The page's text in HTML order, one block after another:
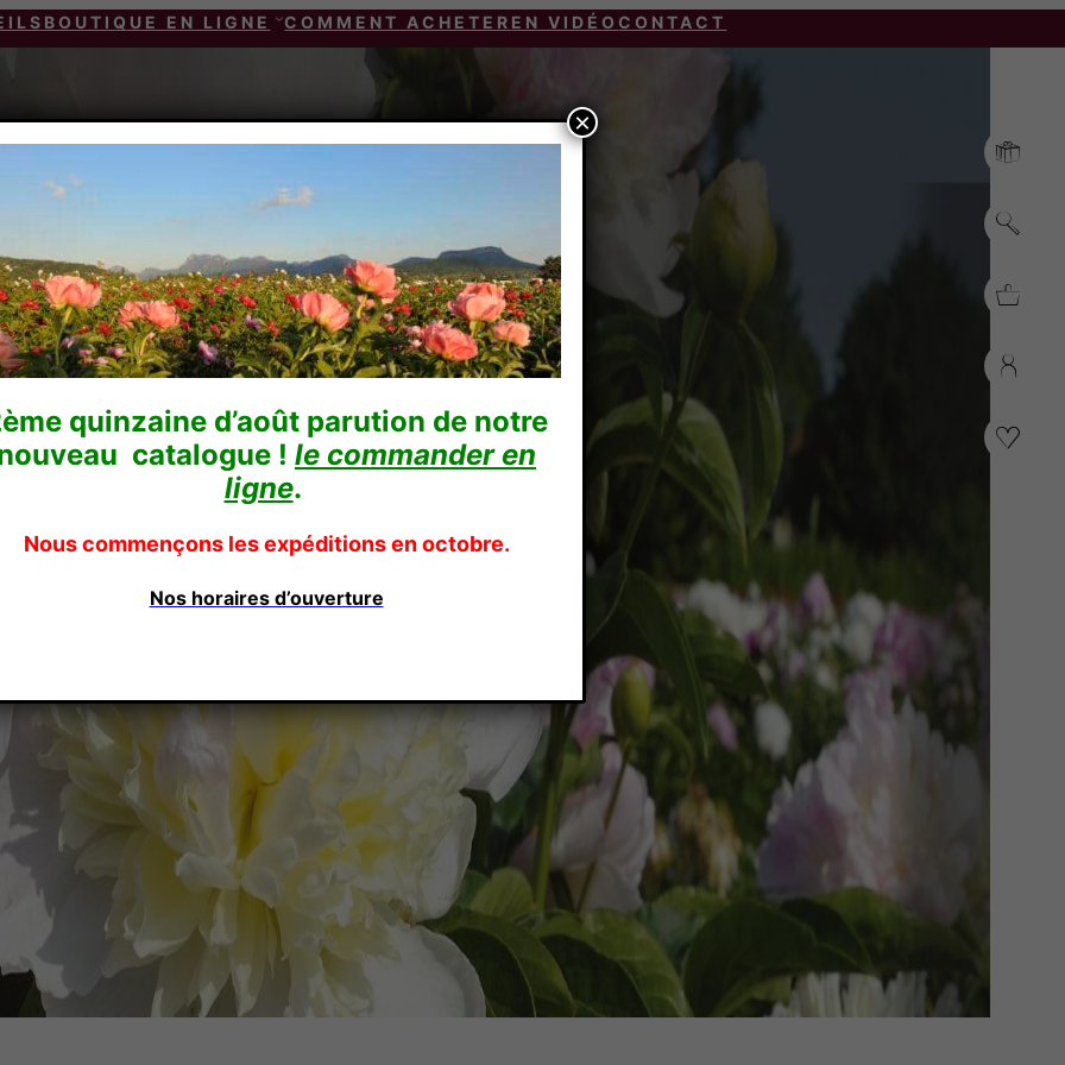
BOUTIQUE EN LIGNE COMMENT ACHETER EN VIDÉO CONTACT
quinzaine d’août parution de notre
catalogue ! le commander en
ligne.
Nous commençons les expéditions en octobre.
Nos horaires d’ouverture
×